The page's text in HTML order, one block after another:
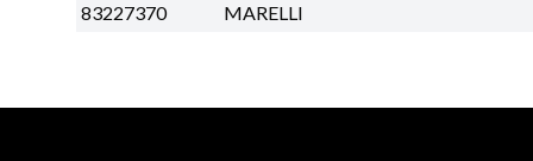
83227370
MARELLI